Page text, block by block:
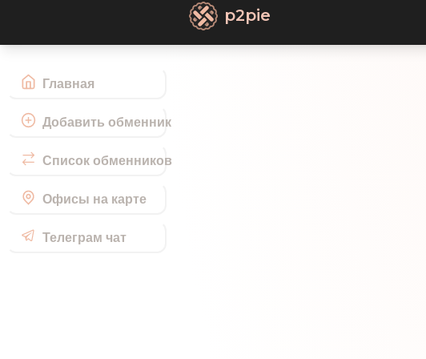
Главная
Добавить обменник
Список обменников
Офисы на карте
Телеграм чат
p2pie